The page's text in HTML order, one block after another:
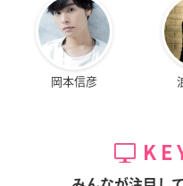
岡本信彦